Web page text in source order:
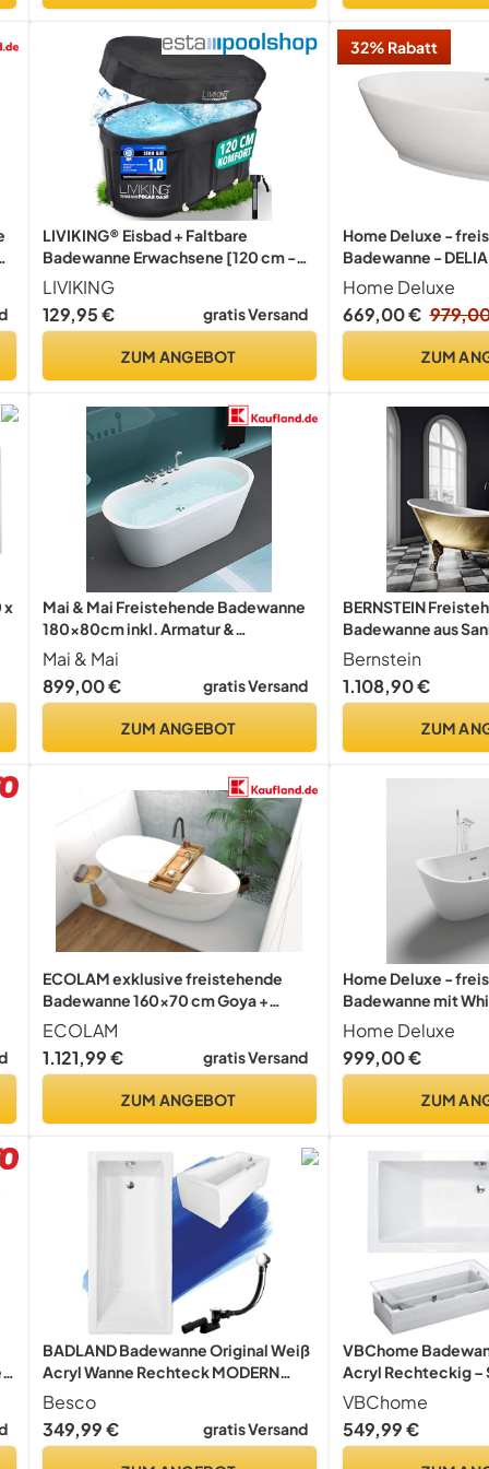
LIVIKING® Eisbad + Faltbare
Badewanne Erwachsene [120 cm -
2in1 KOMFORT KOMPLETTSET]
Eisbaden Tonne, Mobile Badewanne
Outdoor & Eistonne – Jetzt
schwarz)
LIVIKING
129,95 €
gratis Versand
ZUM ANGEBOT
32% Rabatt
Home Deluxe -
Badewanne -
ca. 180 x 90 x 58
Liter, inkl.
und Verschluss I
Home Deluxe
669,00 €
ZUM
x
Mai & Mai Freistehende Badewanne
180x80cm inkl. Armatur &
Ablaufgarnitur
Mai & Mai
899,00 €
gratis Versand
ZUM ANGEBOT
BERNSTEIN
Badewanne aus
Nostalgie Wanne mit
Doppelwandiger
74 x 86 cm - 5
Wanne
Bernstein
1.108,90 €
ZUM
ECOLAM exklusive freistehende
Badewanne 160x70 cm Goya +
Ablage Bambus I moderne
Standbadewanne Wanne freistehend
I Ablaufgarnitur Click Clack Design
ECOLAM
1.121,99 €
gratis Versand
ZUM ANGEBOT
Home Deluxe -
Badewanne mit
OVALO PLUS -
- inkl. komplettem
Whirlwanne,
Home Deluxe
999,00 €
ZUM
BADLAND Badewanne Original Weiß
Acryl Wanne Rechteck MODERN
160x70 KOMPLETTSET SET mit Weiß
Acrylschürze + Füßen und Exklusive
Chrom Automatik Ablaufgarnitur
Besco
349,99 €
gratis Versand
VBChome
Acryl Rechteckig –
Styroporträger,
Chrom & Siphon –
Weiß, für 2 Personen
VBChome
549,99 €